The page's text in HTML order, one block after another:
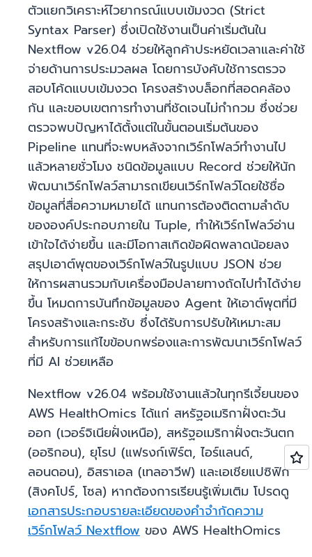
ตัวแยกวิเคราะห์ไวยากรณ์แบบเข้มงวด (Strict
Syntax Parser) ซึ่งเปิดใช้งานเป็นค่าเริ่มต้นใน
Nextflow v26.04 ช่วยให้ลูกค้าประหยัดเวลาและค่าใช้
จ่ายด้านการประมวลผล โดยการบังคับใช้การตรวจ
สอบโค้ดแบบเข้มงวด โครงสร้างบล็อกที่สอดคล้อง
กัน และขอบเขตการทำงานที่ชัดเจนไม่กำกวม ซึ่งช่วย
ตรวจพบปัญหาได้ตั้งแต่ในขั้นตอนเริ่มต้นของ
Pipeline แทนที่จะพบหลังจากเวิร์กโฟลว์ทำงานไป
แล้วหลายชั่วโมง ชนิดข้อมูลแบบ Record ช่วยให้นัก
พัฒนาเวิร์กโฟลว์สามารถเขียนเวิร์กโฟลว์โดยใช้ชื่อ
ข้อมูลที่สื่อความหมายได้ แทนการต้องติดตามลำดับ
ขององค์ประกอบภายใน Tuple, ทำให้เวิร์กโฟลว์อ่าน
เข้าใจได้ง่ายขึ้น และมีโอกาสเกิดข้อผิดพลาดน้อยลง
สรุปเอาต์พุตของเวิร์กโฟลว์ในรูปแบบ JSON ช่วย
ให้การผสานรวมกับเครื่องมือปลายทางถัดไปทำได้ง่าย
ขึ้น โหมดการบันทึกข้อมูลของ Agent ให้เอาต์พุตที่มี
โครงสร้างและกระชับ ซึ่งได้รับการปรับให้เหมาะสม
สำหรับการแก้ไขข้อบกพร่องและการพัฒนาเวิร์กโฟลว์
ที่มี AI ช่วยเหลือ
Nextflow v26.04 พร้อมใช้งานแล้วในทุกรีเจี้ยนของ
AWS HealthOmics ได้แก่ สหรัฐอเมริกาฝั่งตะวัน
ออก (เวอร์จิเนียฝั่งเหนือ), สหรัฐอเมริกาฝั่งตะวันตก
(ออริกอน), ยุโรป (แฟรงก์เฟิร์ต, ไอร์แลนด์,
ลอนดอน), อิสราเอล (เทลอาวีฟ) และเอเชียแปซิฟิก
(สิงคโปร์, โซล) หากต้องการเรียนรู้เพิ่มเติม โปรดดู
เอกสารประกอบรายละเอียดของคำจำกัดความ
เวิร์กโฟลว์ Nextflow ของ AWS HealthOmics